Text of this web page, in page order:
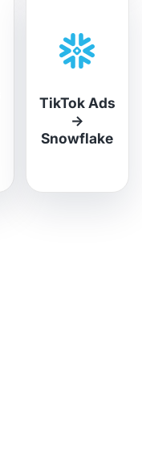
TikTok Ads
→
Snowflake